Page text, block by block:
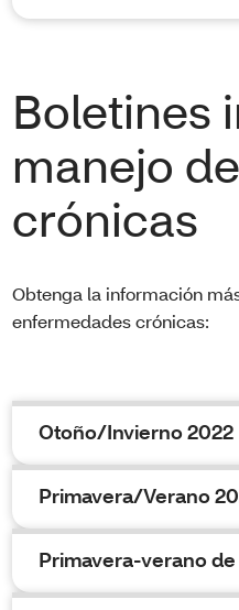
Boletines
manejo
crónicas
Obtenga la información
enfermedades crónicas:
Otoño/Invierno 2022
Primavera/Verano
Primavera-verano de